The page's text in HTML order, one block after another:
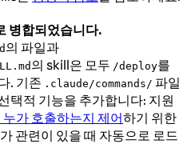
병합되었습니다.
의 파일과
의 skill은 모두 /deploy를
. 기존 .claude/commands/ 파일
택적 기능을 추가합니다: 지원
가 호출하는지 제어하기 위한
관련이 있을 때 자동으로 로드